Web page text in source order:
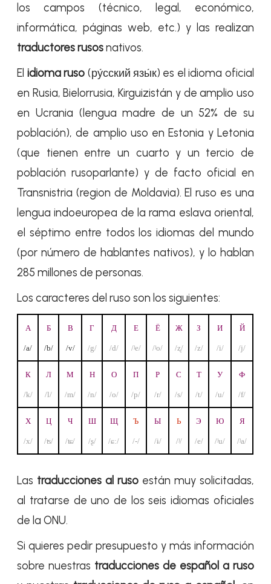
los campos (técnico, legal, económico,
informática, páginas web, etc.) y las realizan
traductores rusosnativos.
El idioma ruso (ру́сский язы́к) es el idioma oficial
en Rusia, Bielorrusia, Kirguizistán y de amplio uso
en Ucrania (lengua madre de un 52% de su
población), de amplio uso en Estonia y Letonia
(que tienen entre un cuarto y un tercio de
población rusoparlante) y de facto oficial en
Transnistria (region de Moldavia). El ruso es una
lengua indoeuropea de la rama eslava oriental,
el séptimo entre todos los idiomas del mundo
(por número de hablantes nativos), y lo hablan
285 millones de personas.
Los caracteres del ruso son los siguientes:
А
/a/
Б
/b/
В
/v/
Г
/g/
Д
/d/
Е
/ʲe/
Ё
/ʲo/
Ж
/ʐ/
З
/z/
И
/i/
Й
/j/
К
/k/
Л
/l/
М
/m/
Н
/n/
О
/o/
П
/p/
Р
/r/
С
/s/
Т
/t/
У
/u/
Ф
/f/
Х
/x/
Ц
/ʦ/
Ч
/ʨ/
Ш
/ʂ/
Щ
/ɕː/
Ъ
/-/
Ы
/ɨ/
Ь
/ʲ/
Э
/e/
Ю
/ʲu/
Я
/ʲa/
Las traducciones al ruso están muy solicitadas,
al tratarse de uno de los seis idiomas oficiales
de la ONU.
Si quieres pedir presupuesto y más información
sobre nuestras traducciones de español a ruso